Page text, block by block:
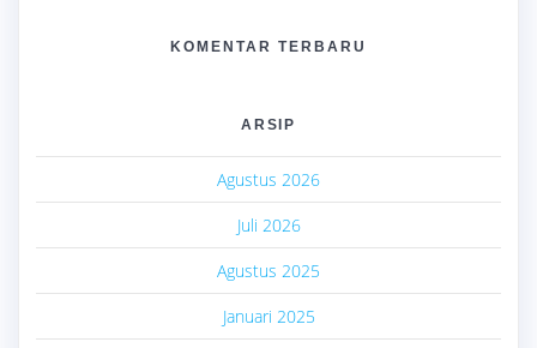
KOMENTAR TERBARU
ARSIP
Agustus 2026
Juli 2026
Agustus 2025
Januari 2025